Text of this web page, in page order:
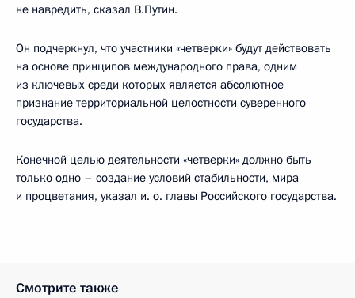
не навредить, сказал В.Путин.
Он подчеркнул, что участники «четверки» будут действовать
на основе принципов международного права, одним
из ключевых среди которых является абсолютное
признание территориальной целостности суверенного
государства.
Конечной целью деятельности «четверки» должно быть
только одно – создание условий стабильности, мира
и процветания, указал и. о. главы Российского государства.
Смотрите также